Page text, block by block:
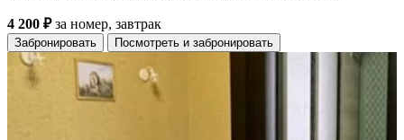
4 200 ₽за номер, завтрак
Забронировать Посмотреть и забронировать